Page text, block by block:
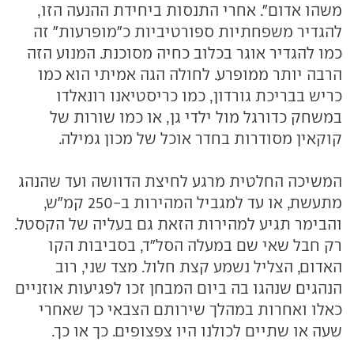
משהו אדום". אחרי התנסות ביחידת ההנעה הזו,
להגדיר משפחתיות ספורטיביות כ"מופרעות" זה
כמו להגדיר אוגר בכלוב כחיה מסוכנת. המנוע הזה
הרבה יותר ממופרע. לחולה הגה אמיתי הוא כמו
כריש בבריכת גורדון, כמו כריסטיאנו רונאלדו
במשחק כדורגל מול ילדי גן, או כמו שורות של
קוקאין מסודרות בחדר אוכל של מכון גמילה.
המשיכה החלטית מרגע לחיצת הדוושה ועד שהנהג
מתעשת, או עד למגביל המהירות ב-250 קמ"ש,
והבימר תגיע למהירות הזאת גם בעליה של הקסטל.
רק חבל שאי שם במעלה הסל"ד, בסביבות הקו
האדום, הצליל נשמע קצת חלול. מצד שני, רוב
הנהגים שנהגו בה ביום המבחן זכו לפגיעות אוזניים
כאלו ואחרות במהלך שירותם הצבאי כך שאחרי
שעה או שתיים לכולנו היו צפצופים. כך או כך.